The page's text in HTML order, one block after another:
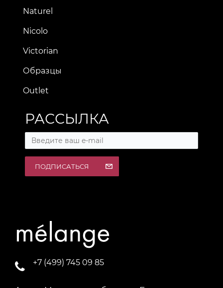
Naturel
Nicolo
Victorian
Образцы
Outlet
РАССЫЛКА
ПОДПИСАТЬСЯ
+7 (499) 745 09 85